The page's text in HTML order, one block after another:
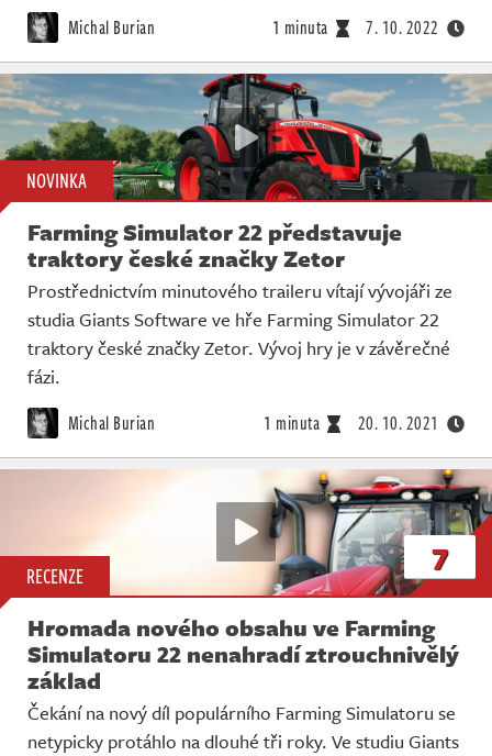
Michal Burian 1 minuta 7. 10. 2022
NOVINKA
Farming Simulator 22 představuje
traktory české značky Zetor
Prostřednictvím minutového traileru vítají vývojáři ze
studia Giants Software ve hře Farming Simulator 22
traktory české značky Zetor. Vývoj hry je v závěrečné
fázi.
Michal Burian 1 minuta 20. 10. 2021
RECENZE 7
Hromada nového obsahu ve Farming
Simulatoru 22 nenahradí ztrouchnivělý
základ
Čekání na nový díl populárního Farming Simulatoru se
netypicky protáhlo na dlouhé tři roky. Ve studiu Giants